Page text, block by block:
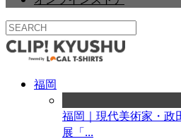
福岡
福岡｜現代美術家・政
展「...